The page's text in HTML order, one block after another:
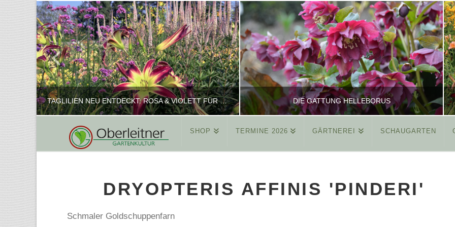
TAGLILIEN NEU ENTDECKT: ROSA & VIOLETT FÜR ROMANTISCHE PFLANZKOMBINATIONEN
REINHARD
FEBRUAR 16, 2025
DIE GATTUNG HELLEBORUS
REINHARD
MÄRZ 26, 2015
SHOP TERMINE 2026 GÄRTNEREI SCHAUGARTEN
DRYOPTERIS AFFINIS 'PINDERI'
Schmaler Goldschuppenfarn